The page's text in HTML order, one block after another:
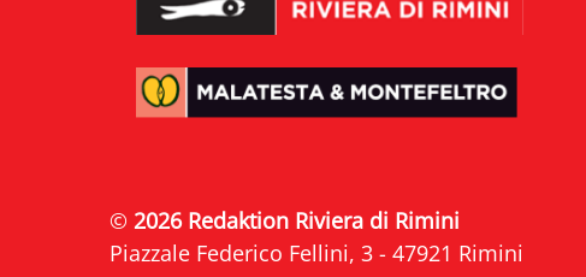
© 2026 Redaktion Riviera di Rimini
Piazzale Federico Fellini, 3 - 47921 Rimini